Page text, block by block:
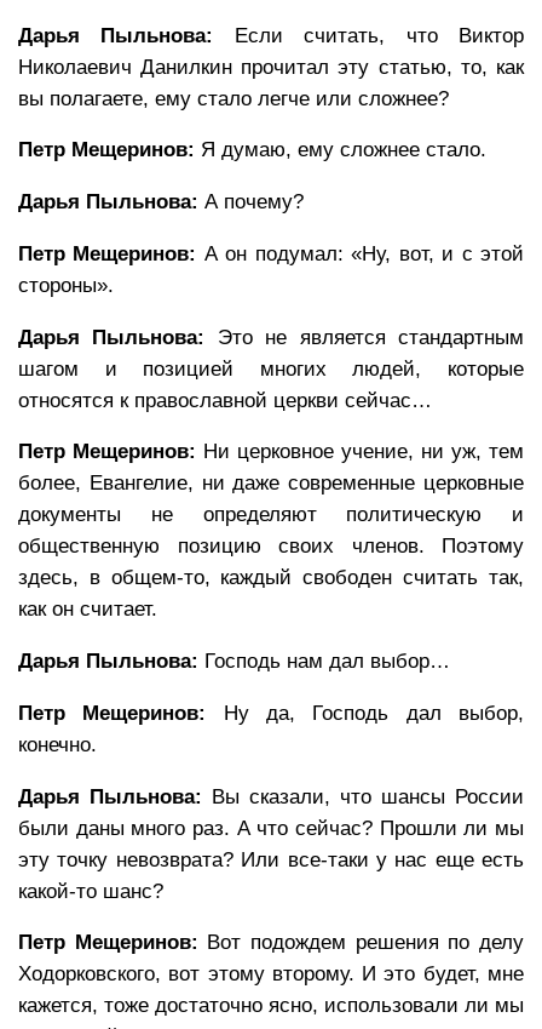
Дарья Пыльнова:
Если считать, что Виктор
Николаевич Данилкин прочитал эту статью, то, как
вы полагаете, ему стало легче или сложнее?
Петр Мещеринов: Я думаю, ему сложнее стало.
Дарья Пыльнова: А почему?
Петр Мещеринов: А он подумал: «Ну, вот, и с этой
стороны».
Дарья Пыльнова:
Это не является стандартным
шагом и позицией многих людей, которые
относятся к православной церкви сейчас…
Петр Мещеринов: Ни церковное учение, ни уж, тем
более, Евангелие, ни даже современные церковные
документы не определяют политическую и
общественную позицию своих членов. Поэтому
здесь, в общем-то, каждый свободен считать так,
как он считает.
Дарья Пыльнова: Господь нам дал выбор…
Петр Мещеринов:
Ну да, Господь дал выбор,
конечно.
Дарья Пыльнова: Вы сказали, что шансы России
были даны много раз. А что сейчас? Прошли ли мы
эту точку невозврата? Или все-таки у нас еще есть
какой-то шанс?
Петр Мещеринов: Вот подождем решения по делу
Ходорковского, вот этому второму. И это будет, мне
кажется, тоже достаточно ясно, использовали ли мы